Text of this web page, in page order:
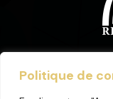
Politique de